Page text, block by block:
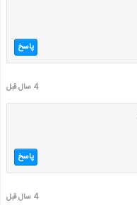
پاسخ
4 سال قبل
پاسخ
4 سال قبل